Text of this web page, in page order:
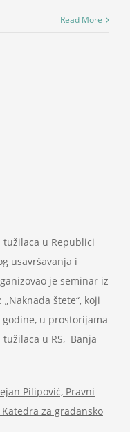
Read More
u Republici
usavršavanja i
je seminar iz
štete“, koji
u prostorijama
u RS, Banja
Pilipović, Pravni
za građansko